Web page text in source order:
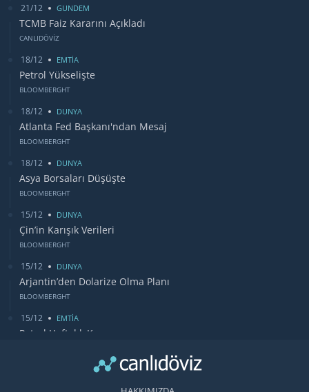
21/12 GUNDEM
TCMB Faiz Kararını Açıkladı
CANLIDÖVİZ
18/12 EMTİA
Petrol Yükselişte
BLOOMBERGHT
18/12 DUNYA
Atlanta Fed Başkanı'ndan Mesaj
BLOOMBERGHT
18/12 DUNYA
Asya Borsaları Düşüşte
BLOOMBERGHT
15/12 DUNYA
Çin’in Karışık Verileri
BLOOMBERGHT
15/12 DUNYA
Arjantin’den Dolarize Olma Planı
BLOOMBERGHT
15/12 EMTİA
Petrol Haftalık Kazancı
Bugün Gözler Fed Faiz Kararında